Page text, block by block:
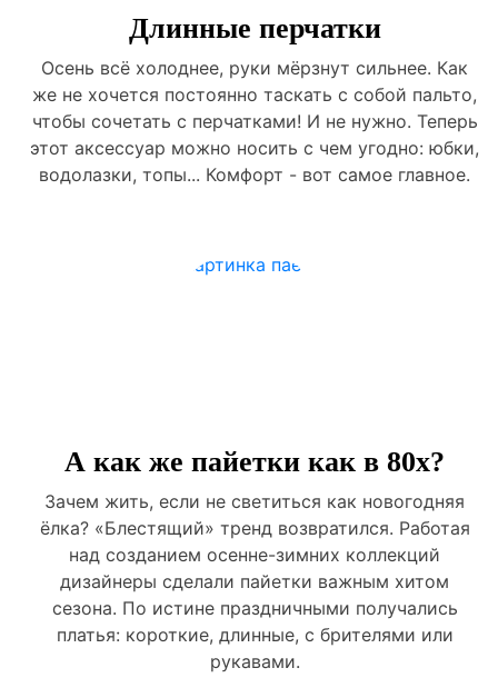
Длинные перчатки
Осень всё холоднее, руки мёрзнут сильнее. Как
же не хочется постоянно таскать с собой пальто,
чтобы сочетать с перчатками! И не нужно. Теперь
этот аксессуар можно носить с чем угодно: юбки,
водолазки, топы... Комфорт - вот самое главное.
А как же пайетки как в 80х?
Зачем жить, если не светиться как новогодняя
ёлка? «Блестящий» тренд возвратился. Работая
над созданием осенне-зимних коллекций
дизайнеры сделали пайетки важным хитом
сезона. По истине праздничными получались
платья: короткие, длинные, с брителями или
рукавами.